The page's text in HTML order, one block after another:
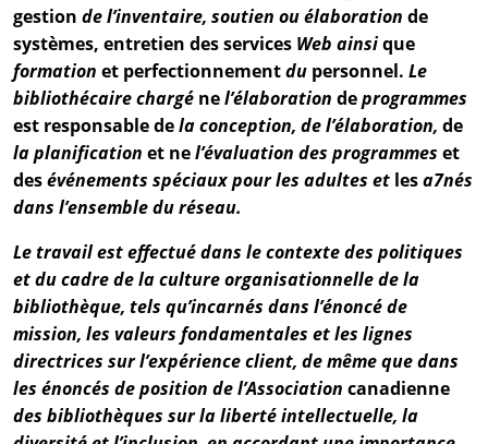
gestion de l’inventaire, soutien ou élaboration de
systèmes, entretien des services Web ainsique
formation et perfectionnementdu personnel. Le
bibliothécaire chargé nel’élaboration deprogrammes
est responsable dela conception, de l’élaboration, de
la planification et nel’évaluation des programmes et
desévénements spéciauxpourles adultes et lesa7nés
dans l’ensembledu réseau.
Le travail est effectué dans le contexte des politiques
et du cadre de la culture organisationnelle de la
bibliothèque, tels qu’incarnés dans l’énoncé de
mission, les valeurs fondamentales et les lignes
directrices sur l’expérience client, de même que dans
les énoncés de position de l’Association canadienne
des bibliothèques sur la liberté intellectuelle, la